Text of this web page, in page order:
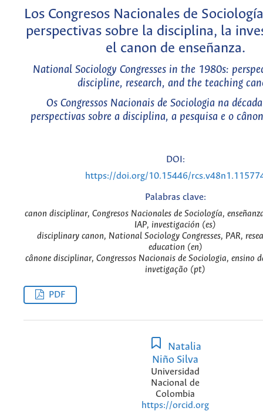
Los Congresos Nacionales de
perspectivas sobre la disciplina, la
el canon de enseñanza.
National Sociology Congresses in the 1980s:
discipline, research, and the teaching
Os Congressos Nacionais de Sociologia na
perspectivas sobre a disciplina, a pesquisa e o
DOI:
https://doi.org/10.15446/
Palabras clave:
canon disciplinar, Congresos Nacionales de Sociología,
IAP, investigación (es)
disciplinary canon, National Sociology Congresses, PAR,
education (en)
cânone disciplinar, Congressos Nacionais de Sociologia, ensino
invetigação (pt)
PDF
Natalia
Niño Silva
Universidad
Nacional de
Colombia
https://orcid.org